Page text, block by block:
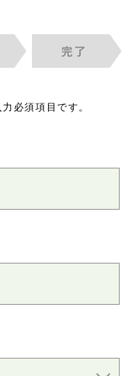
必須項目です。